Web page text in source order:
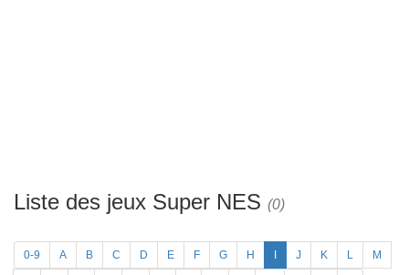
Liste des jeux Super NES (0)
0-9 A B C D E F G H J K L M